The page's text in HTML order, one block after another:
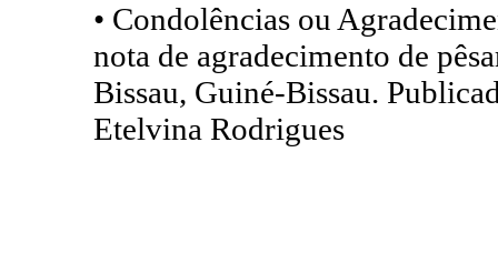
• Condolências ou
nota de agradecimento de
Bissau, Guiné-Bissau.
Etelvina Rodrigues